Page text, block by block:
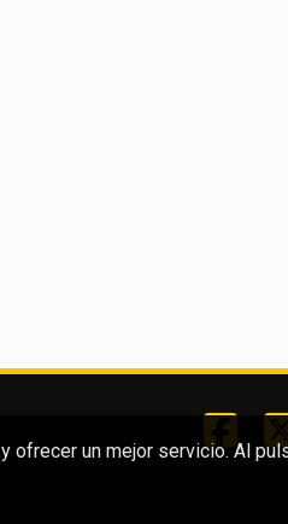
ofrecer un mejor servicio. Al